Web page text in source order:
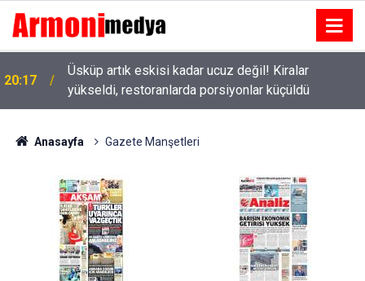
20:17
Üsküp artık eskisi kadar ucuz değil! Kiralar
yükseldi, restoranlarda porsiyonlar küçüldü
Anasayfa Gazete Manşetleri